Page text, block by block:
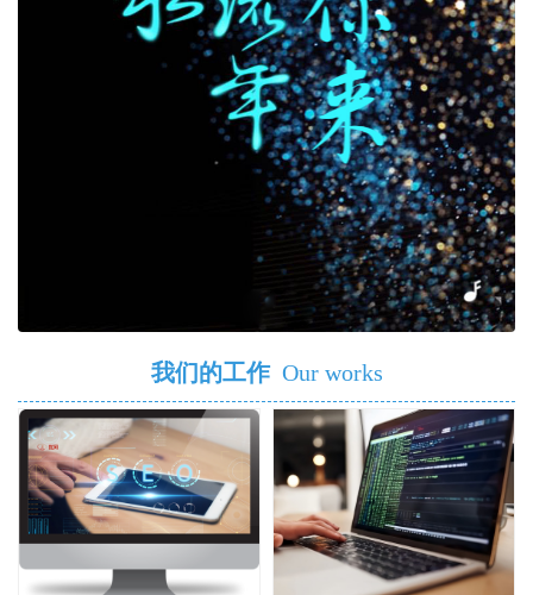
我们的工作 Our works